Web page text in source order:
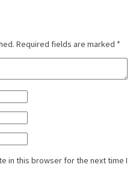
Required fields are marked *
in this browser for the next time I